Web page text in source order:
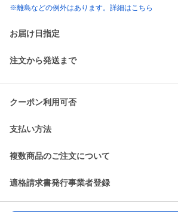
※離島などの例外はあります。詳細はこちら
お届け日指定
注文から発送まで
クーポン利用可否
支払い方法
複数商品のご注文について
適格請求書発行事業者登録